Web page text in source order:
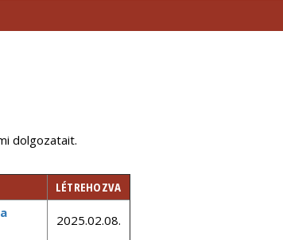
dolgozatait.
LÉTREHOZVA
2025.02.08.